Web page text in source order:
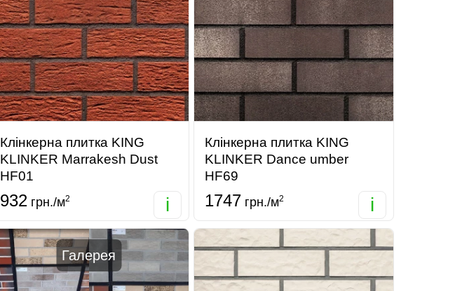
Клінкерна плитка KING
KLINKER Marrakesh Dust
HF01
932грн./м2 i
Клінкерна плитка KING
KLINKER Dance umber
HF69
1747 грн./м2 i
Галерея